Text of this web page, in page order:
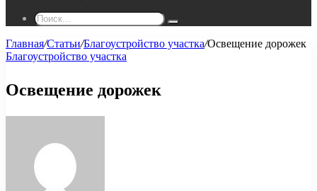
Поиск...
Главная/Статьи/Благоустройство участка/Освещение дорожек
Благоустройство участка
Освещение дорожек